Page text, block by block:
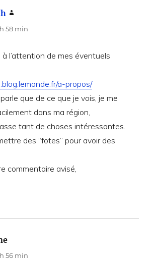
h 58 min
l’attention de mes éventuels
a-propos/
que de ce que je vois, je me
dans ma région,
tant de choses intéressantes.
des “fotes” pour avoir des
commentaire avisé,
h 56 min